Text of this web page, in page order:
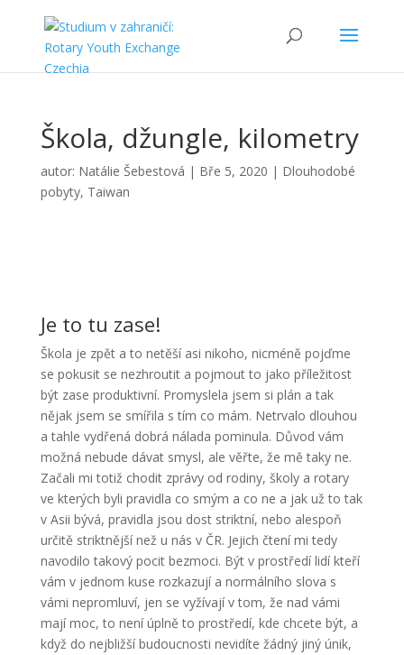
Škola, džungle, kilometry
autor: Natálie Šebestová | Bře 5, 2020 | Dlouhodobé
pobyty, Taiwan
Je to tu zase!
Škola je zpět a to netěší asi nikoho, nicméně pojďme
se pokusit se nezhroutit a pojmout to jako příležitost
být zase produktivní. Promyslela jsem si plán a tak
nějak jsem se smířila s tím co mám. Netrvalo dlouhou
a tahle vydřená dobrá nálada pominula. Důvod vám
možná nebude dávat smysl, ale věřte, že mě taky ne.
Začali mi totiž chodit zprávy od rodiny, školy a rotary
ve kterých byli pravidla co smým a co ne a jak už to tak
v Asii bývá, pravidla jsou dost striktní, nebo alespoň
určitě striktnější než u nás v ČR. Jejich čtení mi tedy
navodilo takový pocit bezmoci. Být v prostředí lidí kteří
vám v jednom kuse rozkazují a normálního slova s
vámi nepromluví, jen se vyžívají v tom, že nad vámi
mají moc, to není úplně to prostředí, kde chcete být, a
když do nejbližší budoucnosti nevidíte žádný jiný únik,